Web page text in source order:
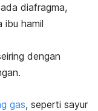
diafragma,
ibu hamil
dengan
gas, seperti sayur